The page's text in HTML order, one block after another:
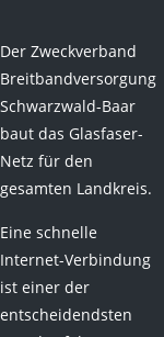
Der Zweckverband
Breitbandversorgung
Schwarzwald-Baar
baut das Glasfaser-
Netz für den
gesamten Landkreis.
Eine schnelle
Internet-Verbindung
ist einer der
entscheidendsten